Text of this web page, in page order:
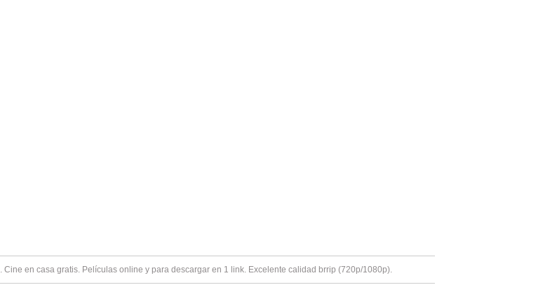
. Cine en casa gratis. Películas online y para descargar en 1 link. Excelente calidad brrip (720p/1080p).